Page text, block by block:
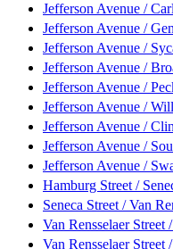
Jefferson Avenue /
Jefferson Avenue /
Jefferson Avenue /
Jefferson Avenue /
Jefferson Avenue /
Jefferson Avenue /
Jefferson Avenue /
Jefferson Avenue /
Jefferson Avenue /
Hamburg Street /
Seneca Street / Van
Van Rensselaer Street
Van Rensselaer Street